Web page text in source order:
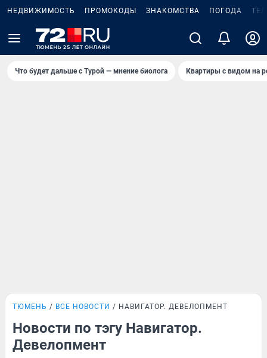
НЕДВИЖИМОСТЬ ПРОМОКОДЫ ЗНАКОМСТВА ПОГОДА
Что будет дальше с Турой — мнение биолога Квартиры с видом на
ТЮМЕНЬ ВСЕ НОВОСТИ НАВИГАТОР. ДЕВЕЛОПМЕНТ
Новости по тэгу Навигатор.
Девелопмент